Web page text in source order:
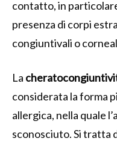
contatto, in
presenza di corpi
congiuntivali o
La
considerata la forma
allergica, nella quale
sconosciuto. Si tratta